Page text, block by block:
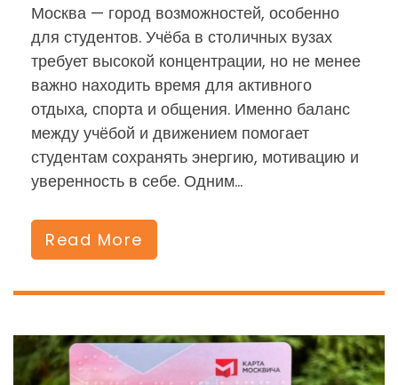
Москва — город возможностей, особенно
для студентов. Учёба в столичных вузах
требует высокой концентрации, но не менее
важно находить время для активного
отдыха, спорта и общения. Именно баланс
между учёбой и движением помогает
студентам сохранять энергию, мотивацию и
уверенность в себе. Одним…
Read More